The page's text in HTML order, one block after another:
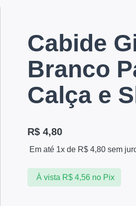
Cabide
Branco
Calça e
R$ 4,80
Em até 1x de R$ 4,80 sem
À vista R$4,56 no Pix